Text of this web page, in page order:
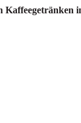
Kaffeegetränken